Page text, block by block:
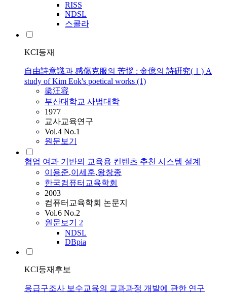
RISS
NDSL
스콜라
KCI등재
自由詩意識과 感傷克服의 苦惱 : 金億의 詩硏究(Ⅰ) A
study of Kim Eok's poetical works (1)
梁汪容
부산대학교 사범대학
1977
교사교육연구
Vol.4 No.1
원문보기
협업 여과 기반의 교육용 컨텐츠 추천 시스템 설계
이용준,이세훈,왕창종
한국컴퓨터교육학회
2003
컴퓨터교육학회 논문지
Vol.6 No.2
원문보기 2
NDSL
DBpia
KCI등재후보
응급구조사 보수교육의 교과과정 개발에 관한 연구